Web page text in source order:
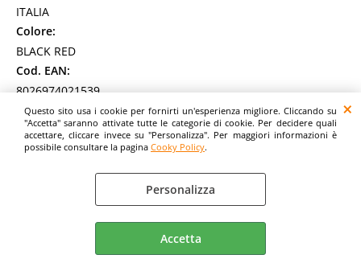
Questo sito usa i cookie per fornirti un'esperienza migliore. Cliccando su
"Accetta" saranno attivate tutte le categorie di cookie. Per decidere quali
accettare, cliccare invece su "Personalizza". Per maggiori informazioni è
possibile consultare la pagina Cooky Policy.
Personalizza
Accetta
ITALIA
Colore:
BLACK RED
Cod. EAN:
8026974021539
Cod. Produttore:
P050-R9-BR
Atlantis TRITON Gaming Chair modello R9. Sedia per
Richiamo stile gaming. Braccioli poggia [...]